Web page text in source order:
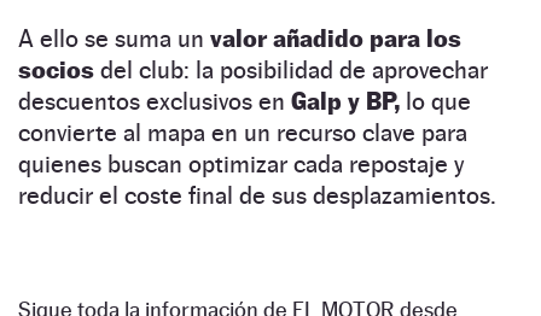
A ello se suma un valor añadido para los
socios del club: la posibilidad de aprovechar
descuentos exclusivos en Galp y BP, lo que
convierte al mapa en un recurso clave para
quienes buscan optimizar cada repostaje y
reducir el coste final de sus desplazamientos.
Sigue toda la información de EL MOTOR desde